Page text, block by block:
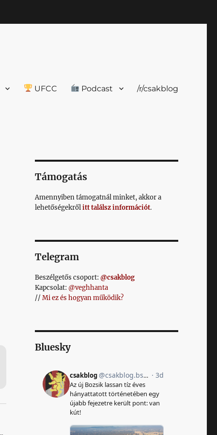
UFCC Podcast /r/csakblog
Támogatás
Amennyiben támogatnál minket, akkor a
lehetőségekrőlitt találsz információt.
Telegram
Beszélgetős csoport: @csakblog
Kapcsolat: @veghhanta
// Mi ez és hogyan működik?
Bluesky